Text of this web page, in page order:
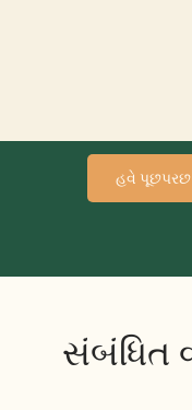
હવે પૂછપરછ
સંબંધિત